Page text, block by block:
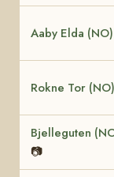
Aaby Elda (NO)
Rokne Tor (NO)
Bjelleguten
📷